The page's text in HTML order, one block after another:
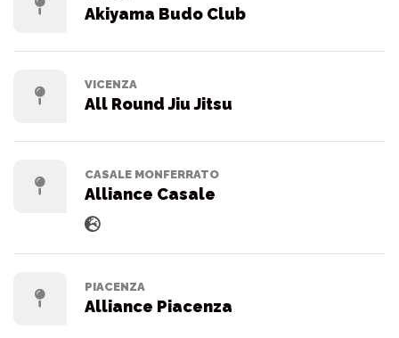
Akiyama Budo Club
VICENZA
All Round Jiu Jitsu
CASALE MONFERRATO
Alliance Casale
PIACENZA
Alliance Piacenza